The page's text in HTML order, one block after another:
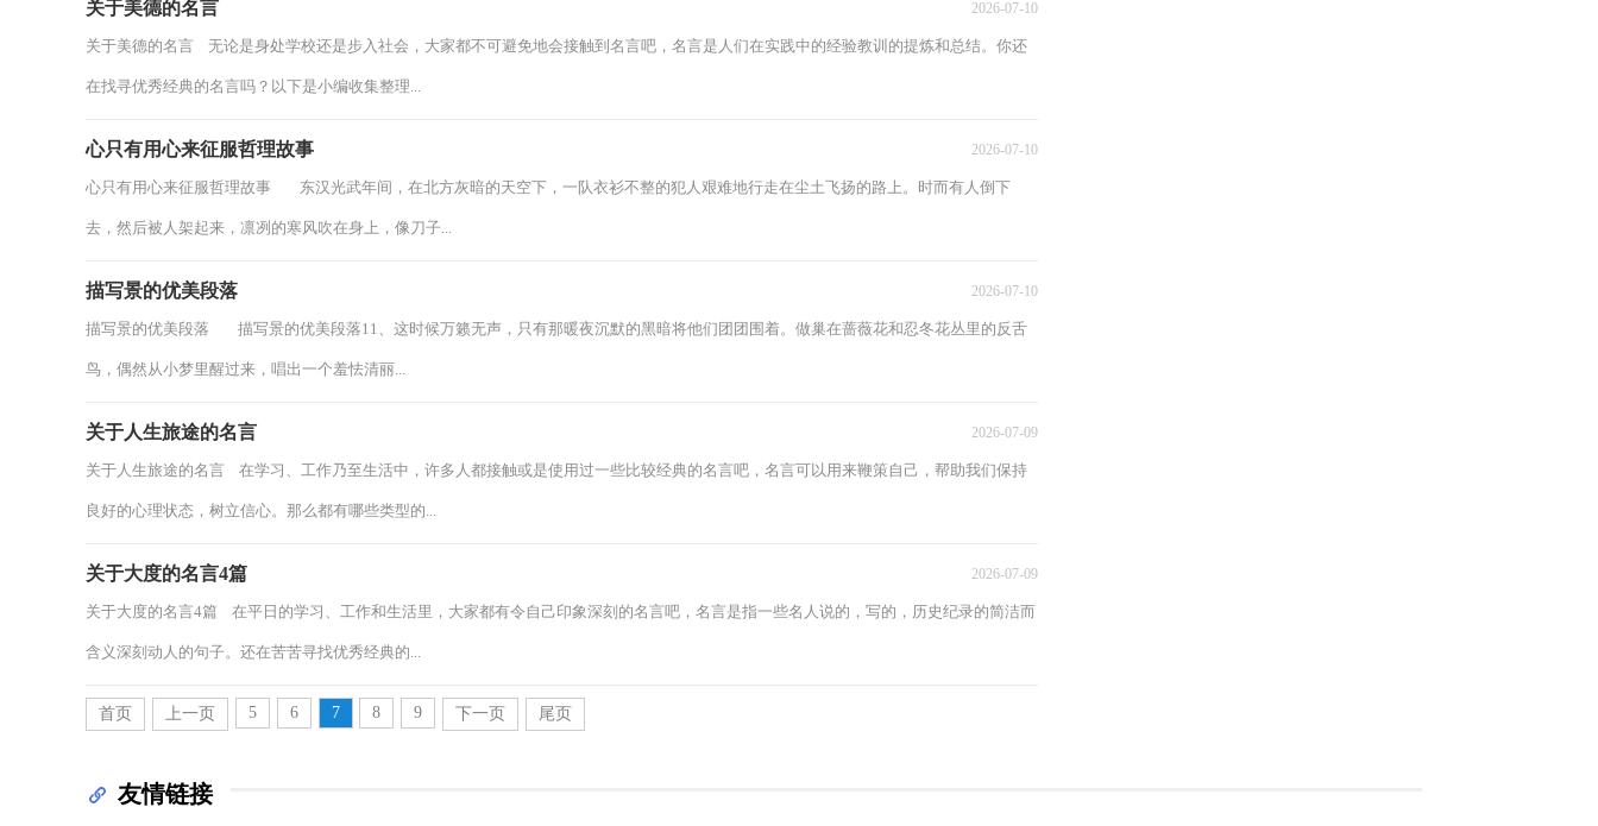
关于美德的名言 2026-07-10
关于美德的名言 无论是身处学校还是步入社会，大家都不可避免地会接触到名言吧，名言是人们在实践中的经验教训的提炼和总结。你还
在找寻优秀经典的名言吗？以下是小编收集整理...
心只有用心来征服哲理故事 2026-07-10
心只有用心来征服哲理故事 东汉光武年间，在北方灰暗的天空下，一队衣衫不整的犯人艰难地行走在尘土飞扬的路上。时而有人倒下
去，然后被人架起来，凛冽的寒风吹在身上，像刀子...
描写景的优美段落 2026-07-10
描写景的优美段落 描写景的优美段落11、这时候万籁无声，只有那暖夜沉默的黑暗将他们团团围着。做巢在蔷薇花和忍冬花丛里的反舌
鸟，偶然从小梦里醒过来，唱出一个羞怯清丽...
关于人生旅途的名言 2026-07-09
关于人生旅途的名言 在学习、工作乃至生活中，许多人都接触或是使用过一些比较经典的名言吧，名言可以用来鞭策自己，帮助我们保持
良好的心理状态，树立信心。那么都有哪些类型的...
关于大度的名言4篇 2026-07-09
关于大度的名言4篇 在平日的学习、工作和生活里，大家都有令自己印象深刻的名言吧，名言是指一些名人说的，写的，历史纪录的简洁而
含义深刻动人的句子。还在苦苦寻找优秀经典的...
首页 上一页 5 6 7 8 9 下一页 尾页
友情链接